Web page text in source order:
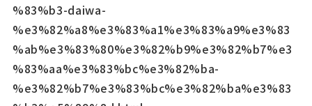
%83%b3-daiwa-
%e3%82%a8%e3%83%a1%e3%83%a9%e3%83
%ab%e3%83%80%e3%82%b9%e3%82%b7%e3
%83%aa%e3%83%bc%e3%82%ba-
%e3%82%b7%e3%83%bc%e3%82%ba%e3%83